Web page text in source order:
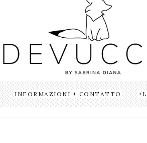
INFORMAZIONI + CONTATTO